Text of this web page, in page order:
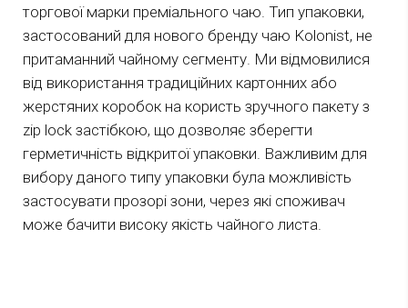
торгової марки преміального чаю. Тип упаковки,
застосований для нового бренду чаю Kolonist, не
притаманний чайному сегменту. Ми відмовилися
від використання традиційних картонних або
жерстяних коробок на користь зручного пакету з
zip lock застібкою, що дозволяє зберегти
герметичність відкритої упаковки. Важливим для
вибору даного типу упаковки була можливість
застосувати прозорі зони, через які споживач
може бачити високу якість чайного листа.